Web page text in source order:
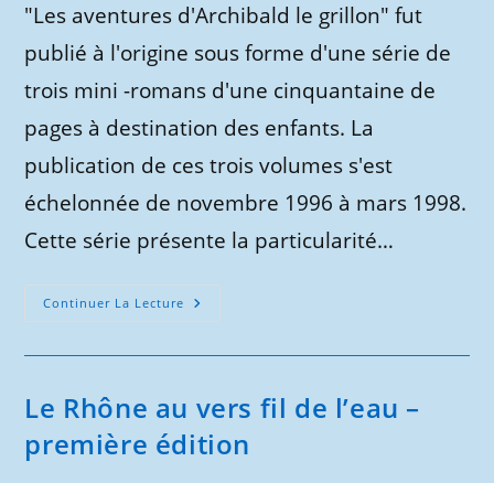
"Les aventures d'Archibald le grillon" fut
publié à l'origine sous forme d'une série de
trois mini -romans d'une cinquantaine de
pages à destination des enfants. La
publication de ces trois volumes s'est
échelonnée de novembre 1996 à mars 1998.
Cette série présente la particularité…
Continuer La Lecture Les
Aventures
Édition
Le Rhône au vers fil de l’eau –
première édition